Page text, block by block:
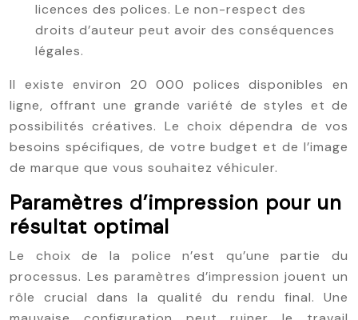
licences des polices. Le non-respect des
droits d’auteur peut avoir des conséquences
légales.
Il existe environ 20 000 polices disponibles en
ligne, offrant une grande variété de styles et de
possibilités créatives. Le choix dépendra de vos
besoins spécifiques, de votre budget et de l’image
de marque que vous souhaitez véhiculer.
Paramètres d’impression pour un
résultat optimal
Le choix de la police n’est qu’une partie du
processus. Les paramètres d’impression jouent un
rôle crucial dans la qualité du rendu final. Une